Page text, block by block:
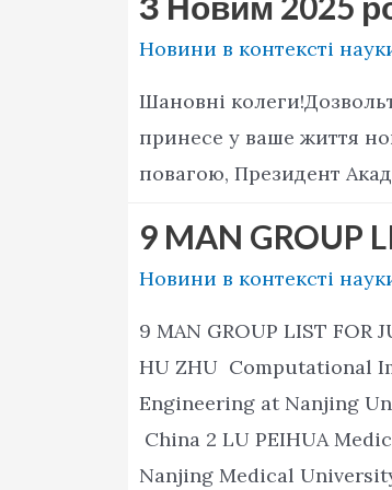
Новини в контексті
Шановні
принесе у ваше життя
повагою, Президент
9 MAN GROUP
Новини в контексті
9 MAN GROUP LIST
HU ZHU Computational
Engineering at Nanjing
China 2 LU PEIHUA
Nanjing Medical